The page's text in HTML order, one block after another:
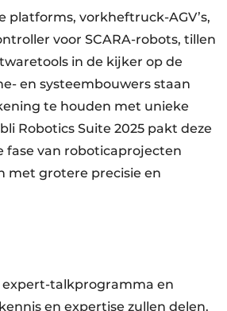
vorkheftruck-AGV’s,
voor SCARA-robots, tillen
in de kijker op de
en systeembouwers staan
te houden met unieke
Robotics Suite 2025 pakt deze
fase van roboticaprojecten
met grotere precisie en
expert-talkprogramma en
en expertise zullen delen.